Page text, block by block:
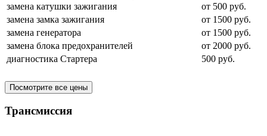
замена катушки зажигания
от 500 руб.
замена замка зажигания
от 1500 руб.
замена генератора
от 1500 руб.
замена блока предохранителей
от 2000 руб.
диагностика Стартера
500 руб.
Посмотрите все цены
Трансмиссия